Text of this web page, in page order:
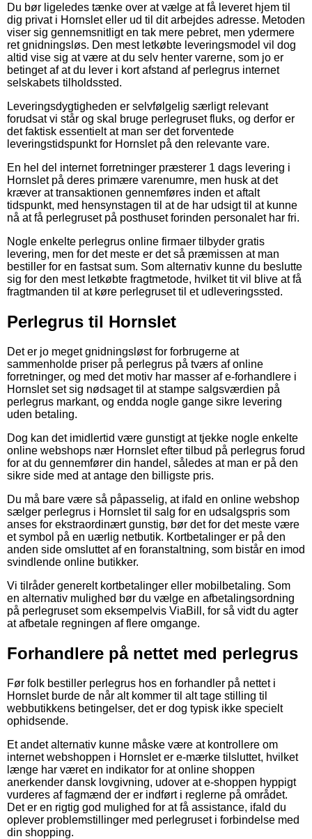
Du bør ligeledes tænke over at vælge at få leveret hjem til
dig privat i Hornslet eller ud til dit arbejdes adresse. Metoden
viser sig gennemsnitligt en tak mere pebret, men ydermere
ret gnidningsløs. Den mest letkøbte leveringsmodel vil dog
altid vise sig at være at du selv henter varerne, som jo er
betinget af at du lever i kort afstand af perlegrus internet
selskabets tilholdssted.
Leveringsdygtigheden er selvfølgelig særligt relevant
forudsat vi står og skal bruge perlegruset fluks, og derfor er
det faktisk essentielt at man ser det forventede
leveringstidspunkt for Hornslet på den relevante vare.
En hel del internet forretninger præsterer 1 dags levering i
Hornslet på deres primære varenumre, men husk at det
kræver at transaktionen gennemføres inden et aftalt
tidspunkt, med hensynstagen til at de har udsigt til at kunne
nå at få perlegruset på posthuset forinden personalet har fri.
Nogle enkelte perlegrus online firmaer tilbyder gratis
levering, men for det meste er det så præmissen at man
bestiller for en fastsat sum. Som alternativ kunne du beslutte
sig for den mest letkøbte fragtmetode, hvilket tit vil blive at få
fragtmanden til at køre perlegruset til et udleveringssted.
Perlegrus til Hornslet
Det er jo meget gnidningsløst for forbrugerne at
sammenholde priser på perlegrus på tværs af online
forretninger, og med det motiv har masser af e-forhandlere i
Hornslet set sig nødsaget til at stampe salgsværdien på
perlegrus markant, og endda nogle gange sikre levering
uden betaling.
Dog kan det imidlertid være gunstigt at tjekke nogle enkelte
online webshops nær Hornslet efter tilbud på perlegrus forud
for at du gennemfører din handel, således at man er på den
sikre side med at antage den billigste pris.
Du må bare være så påpasselig, at ifald en online webshop
sælger perlegrus i Hornslet til salg for en udsalgspris som
anses for ekstraordinært gunstig, bør det for det meste være
et symbol på en uærlig netbutik. Kortbetalinger er på den
anden side omsluttet af en foranstaltning, som bistår en imod
svindlende online butikker.
Vi tilråder generelt kortbetalinger eller mobilbetaling. Som
en alternativ mulighed bør du vælge en afbetalingsordning
på perlegruset som eksempelvis ViaBill, for så vidt du agter
at afbetale regningen af flere omgange.
Forhandlere på nettet med perlegrus
Før folk bestiller perlegrus hos en forhandler på nettet i
Hornslet burde de når alt kommer til alt tage stilling til
webbutikkens betingelser, det er dog typisk ikke specielt
ophidsende.
Et andet alternativ kunne måske være at kontrollere om
internet webshoppen i Hornslet er e-mærke tilsluttet, hvilket
længe har været en indikator for at online shoppen
anerkender dansk lovgivning, udover at e-shoppen hyppigt
vurderes af fagmænd der er indført i reglerne på området.
Det er en rigtig god mulighed for at få assistance, ifald du
oplever problemstillinger med perlegruset i forbindelse med
din shopping.